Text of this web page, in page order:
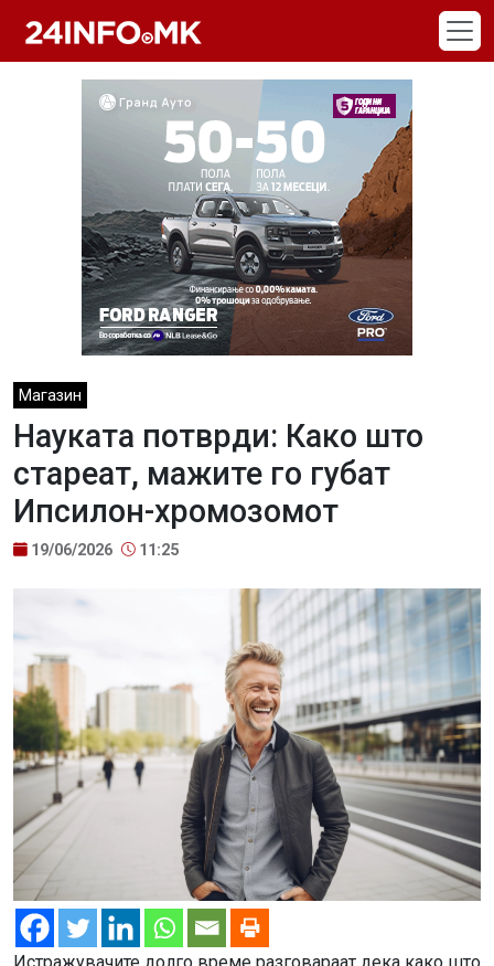
Магазин
Науката потврди: Како што
стареат, мажите го губат
Ипсилон-хромозомот
19/06/2026 11:25